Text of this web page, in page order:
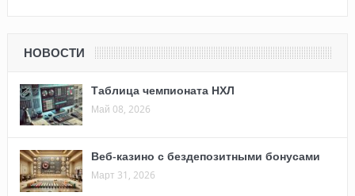
НОВОСТИ
Таблица чемпионата НХЛ
Май 08, 2026
Веб-казино с бездепозитными бонусами
Март 31, 2026